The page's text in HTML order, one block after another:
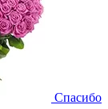
Спасибо